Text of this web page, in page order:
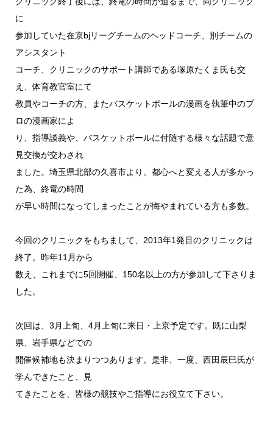
に
参加していた在京bjリーグチームのヘッドコーチ、別チームの
アシスタント
コーチ、クリニックのサポート講師である塚原たくま氏も交
え、体育教官室にて
教員やコーチの方、またバスケットボールの漫画を執筆中のプ
ロの漫画家によ
り、指導談義や、バスケットボールに付随する様々な話題で意
見交換が交わされ
ました。埼玉県北部の久喜市より、都心へと変える人が多かっ
た為、終電の時間
が早い時間になってしまったことが悔やまれている方も多数。
今回のクリニックをもちまして、2013年1発目のクリニックは
終了。昨年11月から
数え、これまでに5回開催、150名以上の方が参加して下さりま
した。
次回は、3月上旬、4月上旬に来日・上京予定です。既に山梨
県、岩手県などでの
開催候補地も決まりつつあります。是非、一度、西田辰巳氏が
学んできたこと、見
てきたことを、皆様の競技やご指導にお役立て下さい。